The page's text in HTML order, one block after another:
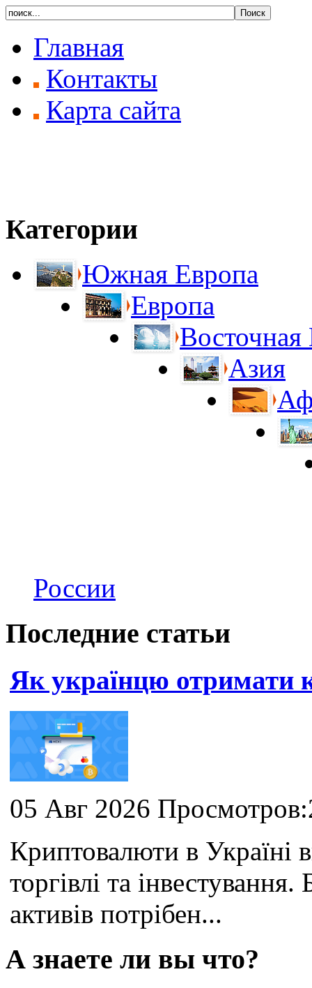
Главная
Контакты
Карта сайта
Категории
Южная Европа
Европа
Восточная
Азия
России
Последние статьи
Як українцю отримати
05 Авг 2026
Криптовалюти в Україні
торгівлі та
активів потрібен...
А знаете ли вы что?